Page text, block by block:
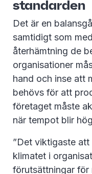
standarden
Det är en
samtidigt som
återhämtning de
organisationer
hand och inse att
behövs för att
företaget måste
när tempot blir
”Det viktigaste
klimatet i
förutsättningar för